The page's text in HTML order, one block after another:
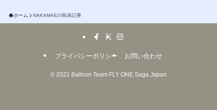
ホーム NAKAMAEの執筆記事
プライバシーポリシー お問い合わせ
© 2021 Balloon Team FLY ONE Saga Japan